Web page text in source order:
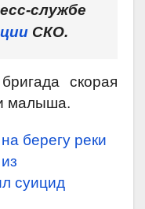
службе
СКО.
скорая
малыша.
берегу реки
суицид